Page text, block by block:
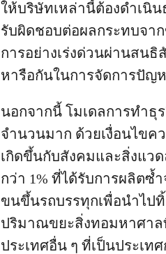
ให้บริษัทเหล่านี้ต้องดำเนิ
รับผิดชอบต่อผลกระทบจาก
การอย่างเร่งด่วนผ่านสน
หารือกันในการจัดการปัญ
นอกจากนี้ โมเดลการทำ
จำนวนมาก ด้วยเงื่อนไขค
เกิดขึ้นกับสังคมและสิ่งแว
กว่า 1% ที่ได้รับการผลิตซ้
ขนขึ้นรถบรรทุกเพื่อนำไป
ปริมาณขยะสิ่งทอมหาศาล
ประเทศอื่น ๆ ที่เป็นประเ